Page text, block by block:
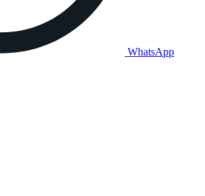
WhatsApp